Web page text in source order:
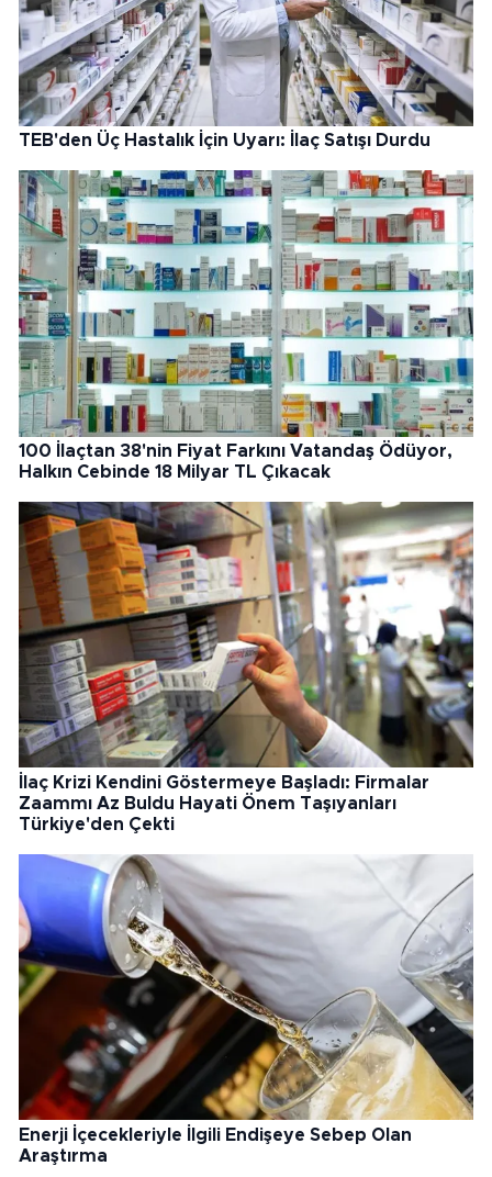
TEB'den Üç Hastalık İçin Uyarı: İlaç Satışı Durdu
100 İlaçtan 38'nin Fiyat Farkını Vatandaş Ödüyor,
Halkın Cebinde 18 Milyar TL Çıkacak
İlaç Krizi Kendini Göstermeye Başladı: Firmalar
Zaammı Az Buldu Hayati Önem Taşıyanları
Türkiye'den Çekti
Enerji İçecekleriyle İlgili Endişeye Sebep Olan
Araştırma